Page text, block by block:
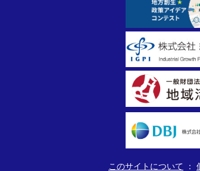
このサイトについて